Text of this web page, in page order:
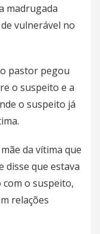
madrugada
vulnerável no
pastor pegou
o suspeito e a
o suspeito já
da vítima que
disse que estava
o suspeito,
relações